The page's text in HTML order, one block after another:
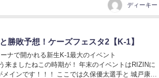
ディーキー
勝敗予想！ケーズフェスタ2【K-1】
ナで開かれる新生K-1最大のイベント
久保優太選手と 城戸康裕